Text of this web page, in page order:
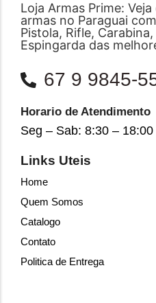
Loja Armas Prime:
armas no Paraguai
Pistola, Rifle,
Espingarda das
67 9 9845-
Horario de Atendimento
Seg – Sab: 8:30 – 18:00
Links Uteis
Home
Quem Somos
Catalogo
Contato
Politica de Entrega